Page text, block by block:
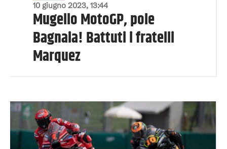
10 giugno 2023, 13:44
Mugello MotoGP, pole
Bagnaia! Battuti i fratelli
Marquez